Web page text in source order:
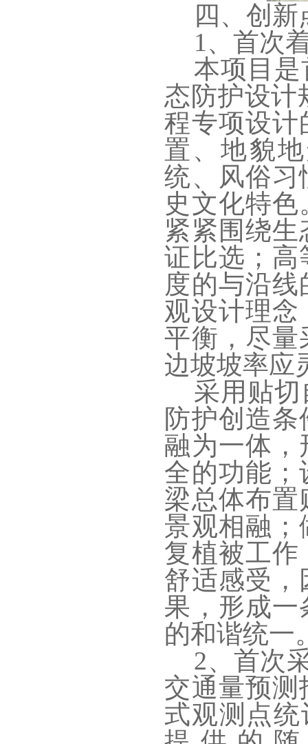
四、创新
1、首次
本项目
态防护设计
程专项设计
置、地貌
统、风俗习
史文化特
紧紧围绕
证比选；高
度的与沿
观设计理念
平衡，尽量
边坡坡率应
采用贴
防护创造
融为一体，
全的功能；
梁总体布置
景观相融；
复植被工作
舒适感受，
果，形成一
的和谐统一
2、首次
交通量预测
式观测点统